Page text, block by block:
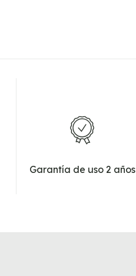
Garantía de uso 2 años